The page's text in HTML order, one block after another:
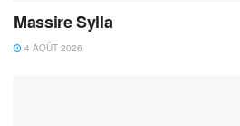
Massire Sylla
4 AOÛT 2026